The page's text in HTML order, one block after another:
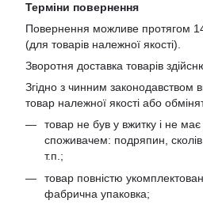
Терміни повернення
Повернення можливе протягом
(для товарів належної якості).
Зворотня доставка товарів
Згідно з чинним законодавством
товар належної якості або
товар не був у вжитку і не має
споживачем: подряпин,
т.п.;
товар повністю
фабрична упаковка;